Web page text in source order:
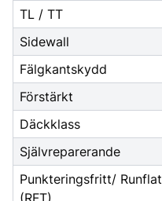
TL / TT
Sidewall
Fälgkantskydd
Förstärkt
Däckklass
Självreparerande
Punkteringsfritt/ Runflat
(RFT)